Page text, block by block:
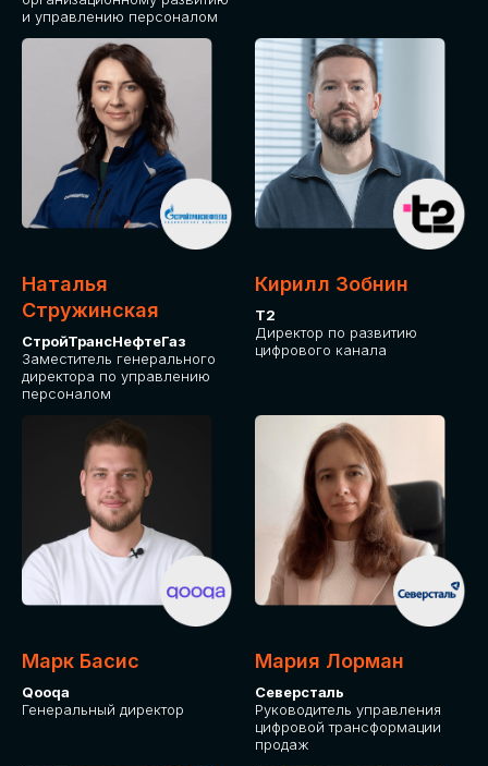
и управлению персоналом
Наталья
Стружинская
СтройТрансНефтеГаз
Заместитель генерального
директора по управлению
персоналом
Кирилл Зобнин
Т2
Директор по развитию
цифрового канала
Марк Басис
Qooqa
Генеральный директор
Мария Лорман
Северсталь
Руководитель управления
цифровой трансформации
продаж
Приглашаем стать спикером GLOBAL
TECH FORUM и поделиться своим
опытом и экспертизой. Будем рады
сотрудничеству!
СТАТЬ
СПИКЕРОМ
IT Solutions for Business
СРЕДИ ПАРТНЕРОВ
МЕРОПРИЯТИЯ